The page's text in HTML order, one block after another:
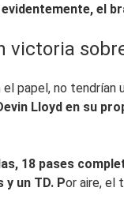
el
victoria
papel, no tendrían
Lloyd en su
18 pases
un TD. Por aire, el